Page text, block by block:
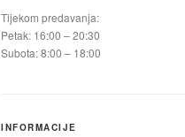
Tijekom predavanja:
Petak: 16:00 – 20:30
Subota: 8:00 – 18:00
INFORMACIJE